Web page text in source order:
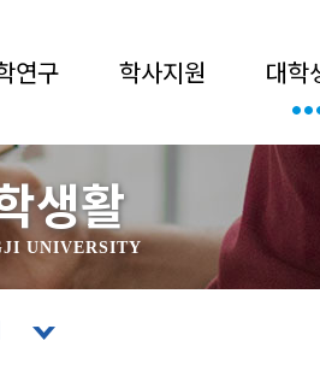
연구 학사지원 대학
생활
UNIVERSITY